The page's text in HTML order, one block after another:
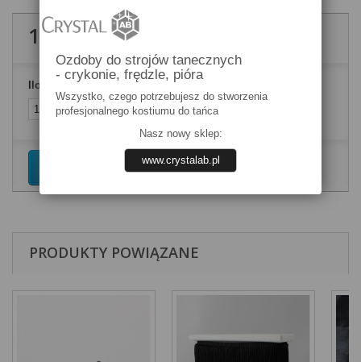
130,00 złbrutto
Ilość
Dodaj do koszyka
PRODUKTY POWIĄZANE
Ozdoby do strojów tanecznych
- crykonie, frędzle, pióra
Wszystko, czego potrzebujesz do stworzenia
profesjonalnego kostiumu do tańca
Nasz nowy sklep:
www.crystalab.pl